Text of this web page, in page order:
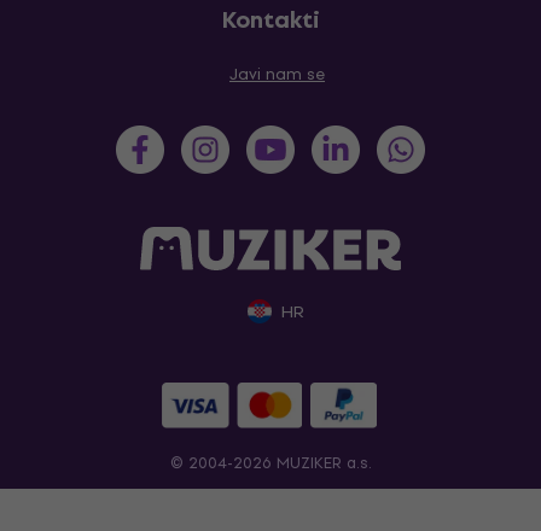
Kontakti
Javi nam se
HR
© 2004-2026 MUZIKER a.s.